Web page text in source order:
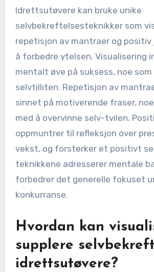
Idrettsutøvere kan bruke unike
selvbekreftelsesteknikker som
repetisjon av mantraer og
å forbedre ytelsen. Visualisering
mentalt øve på suksess, noe som
selvtilliten. Repetisjon av
sinnet på motiverende fraser,
med å overvinne selv-tvilen.
oppmuntrer til refleksjon over
vekst, og forsterker et positivt
teknikkene adresserer mentale
forbedrer det generelle fokuset
konkurranse.
Hvordan kan
supplere
idrettsutøvere?